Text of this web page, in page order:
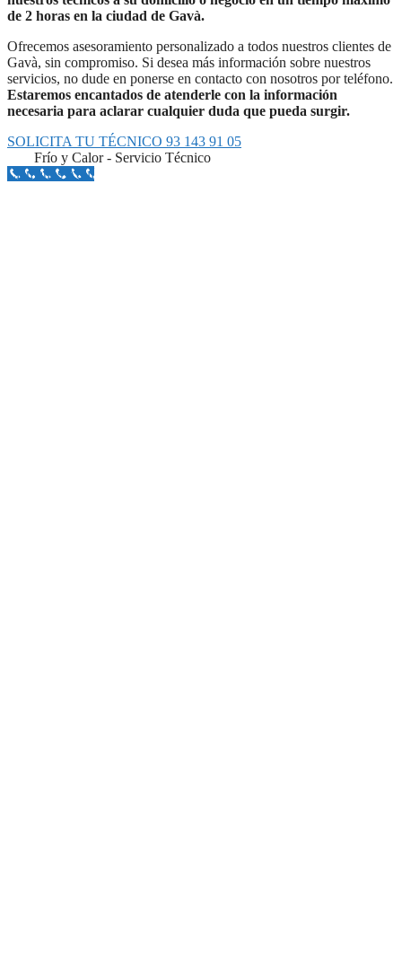
de 2 horas en la ciudad de Gavà.
Ofrecemos asesoramiento personalizado a todos nuestros clientes de
Gavà, sin compromiso. Si desea más información sobre nuestros
servicios, no dude en ponerse en contacto con nosotros por teléfono.
Estaremos encantados de atenderle con la información
necesaria para aclarar cualquier duda que pueda surgir.
SOLICITA TU TÉCNICO 93 143 91 05
Frío y Calor - Servicio Técnico
Llámanos Aquí